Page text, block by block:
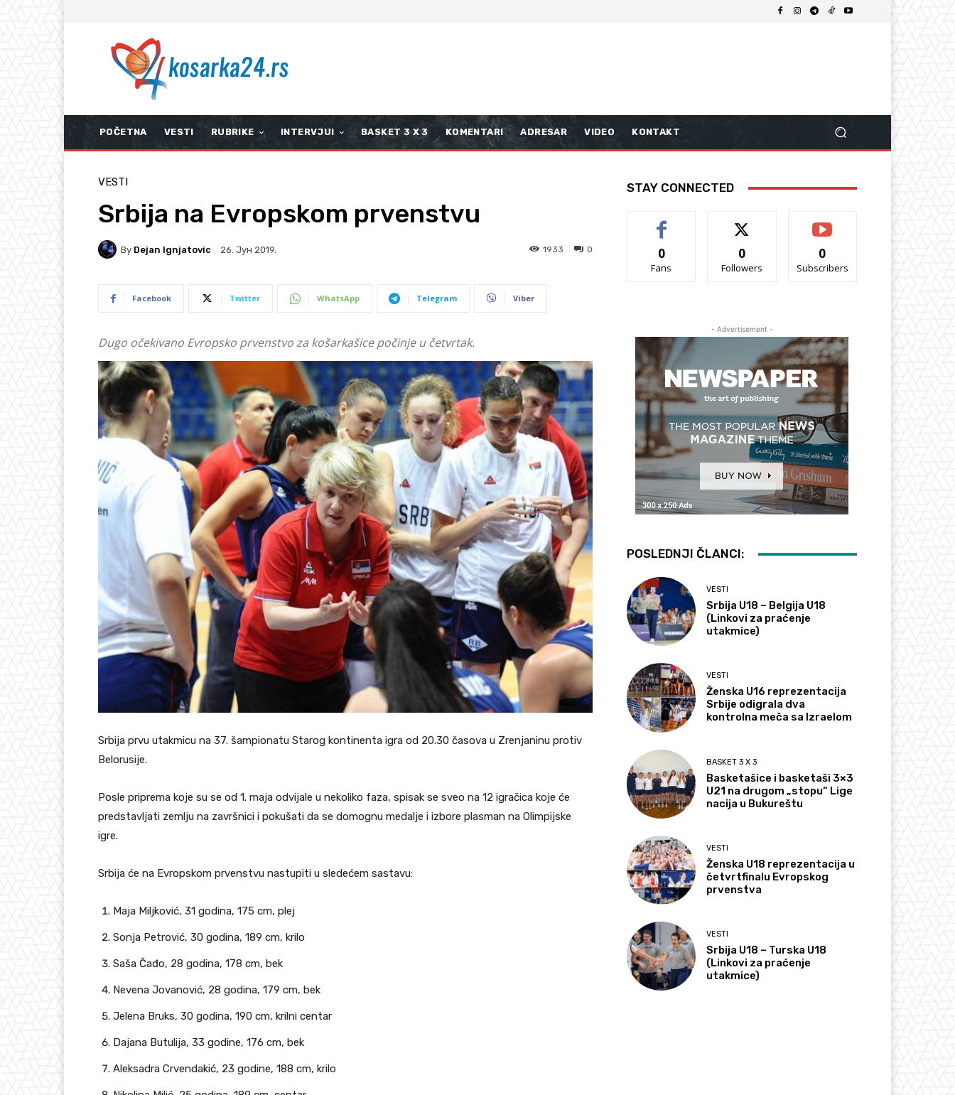
POČETNA VESTI RUBRIKE INTERVJUI BASKET 3 X 3 KOMENTARI ADRESAR VIDEO KONTAKT
VESTI
Srbija na Evropskom prvenstvu
By Dejan Ignjatovic 26. Јун 2019. 0
1933
Facebook Twitter WhatsApp Telegram Viber
Dugo očekivano Evropsko prvenstvo za košarkašice počinje u četvrtak.
Srbija prvu utakmicu na 37. šampionatu Starog kontinenta igra od 20.30 časova u Zrenjaninu protiv
Belorusije.
Posle priprema koje su se od 1. maja odvijale u nekoliko faza, spisak se sveo na 12 igračica koje će
predstavljati zemlju na završnici i pokušati da se domognu medalje i izbore plasman na Olimpijske
igre.
Srbija će na Evropskom prvenstvu nastupiti u sledećem sastavu:
Maja Miljković, 31 godina, 175 cm, plej
Sonja Petrović, 30 godina, 189 cm, krilo
Saša Čađo, 28 godina, 178 cm, bek
Nevena Jovanović, 28 godina, 179 cm, bek
Jelena Bruks, 30 godina, 190 cm, krilni centar
Dajana Butulija, 33 godine, 176 cm, bek
Aleksadra Crvendakić, 23 godine, 188 cm, krilo
STAY CONNECTED
0
Fans
0
Followers
0
Subscribers
- Advertisement -
POSLEDNJI ČLANCI:
VESTI
Srbija U18 – Belgija U18
(Linkovi za praćenje
utakmice)
VESTI
Ženska U16 reprezentacija
Srbije odigrala dva
kontrolna meča sa Izraelom
BASKET 3 X 3
Basketašice i basketaši 3×3
U21 na drugom „stopu“ Lige
nacija u Bukureštu
VESTI
Ženska U18 reprezentacija u
četvrtfinalu Evropskog
prvenstva
VESTI
Srbija U18 – Turska U18
(Linkovi za praćenje
utakmice)